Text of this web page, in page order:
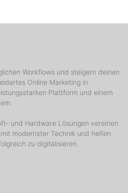
Workflows und steigern deinen
Online Marketing in
Plattform und einem
und Hardware Lösungen vereinen
modernster Technik und helfen
zu digitalisieren.